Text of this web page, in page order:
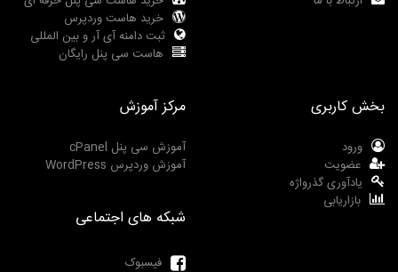
خرید هاست وردپرس
ثبت دامنه آی آر و بین المللی
هاست سی پنل رایگان
بخش کاربری
ورود
عضویت
یادآوری گذرواژه
بازاریابی
مرکز آموزش
آموزش سی پنل cPanel
آموزش وردپرس WordPress
شبکه های اجتماعی
فیسبوک